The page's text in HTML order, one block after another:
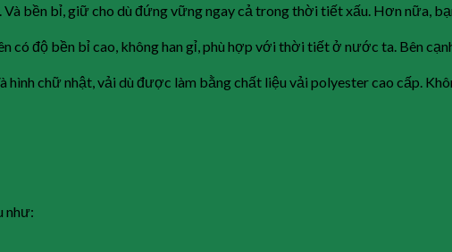
bền bỉ, giữ cho dù đứng vững ngay cả trong thời tiết xấu. Hơn nữa,
có độ bền bỉ cao, không han gỉ, phù hợp với thời tiết ở nước ta. Bên
hình chữ nhật, vải dù được làm bằng chất liệu vải polyester cao cấp.
như: